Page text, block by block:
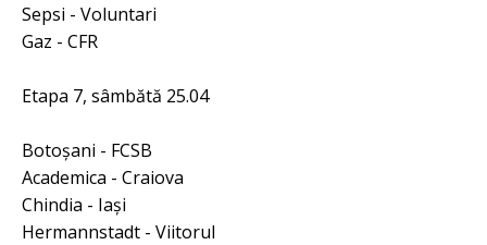
Sepsi - Voluntari
Gaz - CFR
Etapa 7, sâmbătă 25.04
Botoşani - FCSB
Academica - Craiova
Chindia - Iaşi
Hermannstadt - Viitorul